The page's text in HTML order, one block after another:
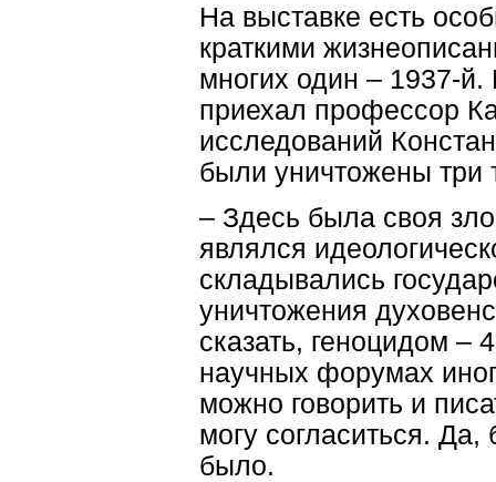
На выставке есть
краткими
многих один – 1937-й.
приехал профессор
исследований
были уничтожены три
– Здесь была своя
являлся
складывались
уничтожения
сказать, геноцидом –
научных форумах
можно говорить и
могу согласиться.
было.